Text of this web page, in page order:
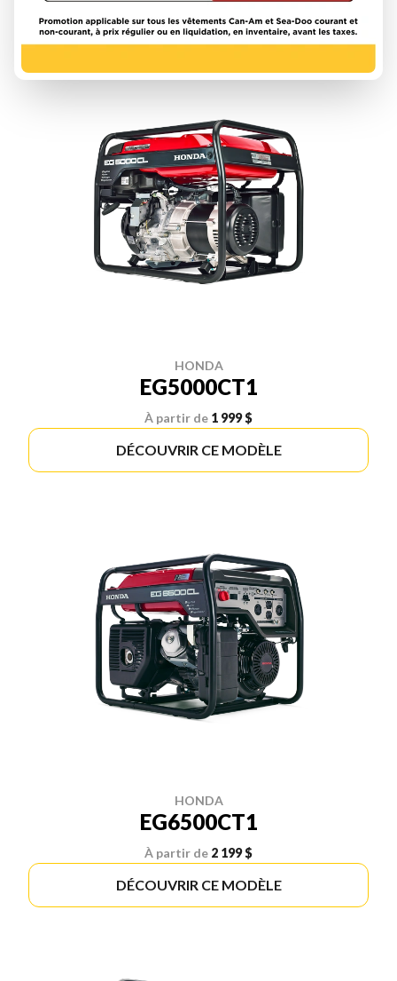
DÉCOUVRIR CE MODÈLE
HONDA
EG5000CT1
À partir de 1 999 $
DÉCOUVRIR CE MODÈLE
HONDA
EG6500CT1
À partir de 2 199 $
DÉCOUVRIR CE MODÈLE